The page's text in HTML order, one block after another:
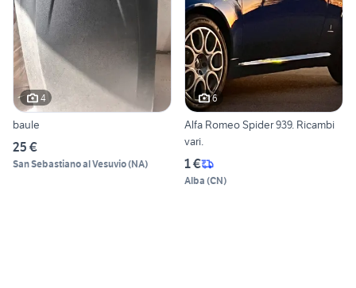
4
baule
25 €
San Sebastiano al Vesuvio(NA)
6
Alfa Romeo Spider 939. Ricambi
vari.
1 €
Alba (CN)